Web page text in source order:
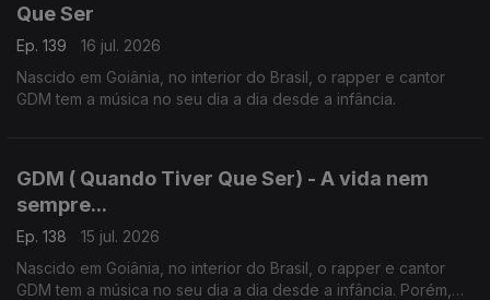
Que Ser
Ep. 139
16 jul. 2026
Nascido em Goiânia, no interior do Brasil, o rapper e cantor
GDM tem a música no seu dia a dia desde a infância.
GDM ( Quando Tiver Que Ser) - A vida nem
sempre...
Ep. 138
15 jul. 2026
Nascido em Goiânia, no interior do Brasil, o rapper e cantor
GDM tem a música no seu dia a dia desde a infância. Porém,